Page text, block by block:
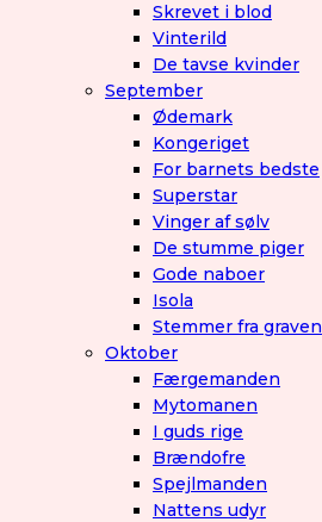
Skrevet i blod
Vinterild
De tavse kvinder
September
Ødemark
Kongeriget
For barnets bedste
Superstar
Vinger af sølv
De stumme piger
Gode naboer
Isola
Stemmer fra graven
Oktober
Færgemanden
Mytomanen
I guds rige
Brændofre
Spejlmanden
Nattens udyr